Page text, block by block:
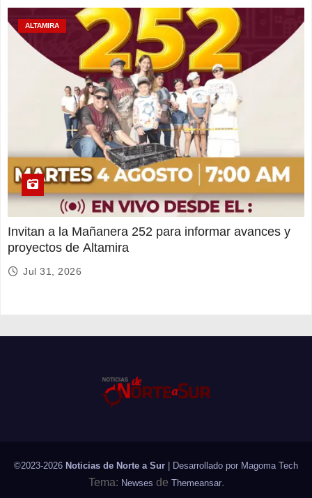
ALTAMIRA
Invitan a la Mañanera 252 para informar avances y
proyectos de Altamira
Jul 31, 2026
©2023-2026 Noticias de Norte a Sur | Desarrollado por Magoma Tech
Tema: Newses de Themeansar.